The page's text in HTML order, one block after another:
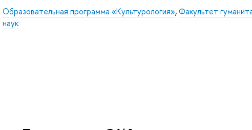
Образовательная программа «Культурология»,Факультет
наук